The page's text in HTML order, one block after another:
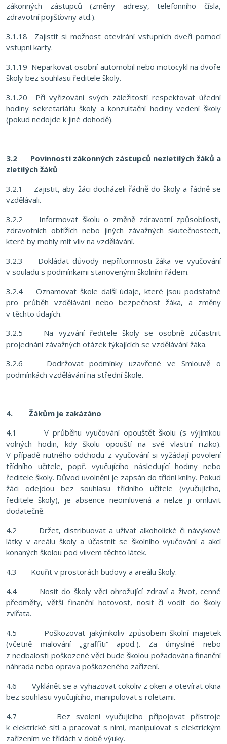
zákonných zástupců (změny adresy, telefonního čísla,
zdravotní pojišťovny atd.).
3.1.18 Zajistit si možnost otevírání vstupních dveří pomocí
vstupní karty.
3.1.19 Neparkovat osobní automobil nebo motocykl na dvoře
školy bez souhlasu ředitele školy.
3.1.20 Při vyřizování svých záležitostí respektovat úřední
hodiny sekretariátu školy a konzultační hodiny vedení školy
(pokud nedojde k jiné dohodě).
3.2 Povinnosti zákonných zástupců nezletilých žáků a
zletilých žáků
3.2.1 Zajistit, aby žáci docházeli řádně do školy a řádně se
vzdělávali.
3.2.2 Informovat školu o změně zdravotní způsobilosti,
zdravotních obtížích nebo jiných závažných skutečnostech,
které by mohly mít vliv na vzdělávání.
3.2.3 Dokládat důvody nepřítomnosti žáka ve vyučování
v souladu s podmínkami stanovenými školním řádem.
3.2.4 Oznamovat škole další údaje, které jsou podstatné
pro průběh vzdělávání nebo bezpečnost žáka, a změny
v těchto údajích.
3.2.5 Na vyzvání ředitele školy se osobně zúčastnit
projednání závažných otázek týkajících se vzdělávání žáka.
3.2.6 Dodržovat podmínky uzavřené ve Smlouvě o
podmínkách vzdělávání na střední škole.
4.
Žákům je zakázáno
4.1 V průběhu vyučování opouštět školu (s výjimkou
volných hodin, kdy školu opouští na své vlastní riziko).
V případě nutného odchodu z vyučování si vyžádají povolení
třídního učitele, popř. vyučujícího následující hodiny nebo
ředitele školy. Důvod uvolnění je zapsán do třídní knihy. Pokud
žáci odejdou bez souhlasu třídního učitele (vyučujícího,
ředitele školy), je absence neomluvená a nelze ji omluvit
dodatečně.
4.2 Držet, distribuovat a užívat alkoholické či návykové
látky v areálu školy a účastnit se školního vyučování a akcí
konaných školou pod vlivem těchto látek.
4.3 Kouřit v prostorách budovy a areálu školy.
4.4 Nosit do školy věci ohrožující zdraví a život, cenné
předměty, větší finanční hotovost, nosit či vodit do školy
zvířata.
4.5 Poškozovat jakýmkoliv způsobem školní majetek
(včetně malování „graffiti“ apod.). Za úmyslné nebo
z nedbalosti poškozené věci bude školou požadována finanční
náhrada nebo oprava poškozeného zařízení.
4.6 Vyklánět se a vyhazovat cokoliv z oken a otevírat okna
bez souhlasu vyučujícího, manipulovat s roletami.
4.7 Bez svolení vyučujícího připojovat přístroje
k elektrické síti a pracovat s nimi, manipulovat s elektrickým
zařízením ve třídách v době výuky.